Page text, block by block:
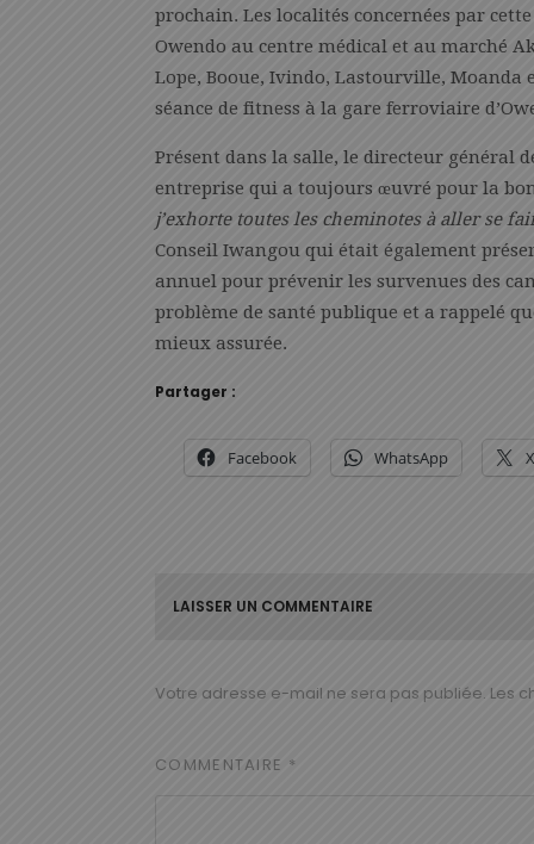
prochain. Les localités concernées par
Owendo au centre médical et au marché
Lope, Booue, Ivindo, Lastourville, Moanda
séance de fitness à la gare ferroviaire
Présent dans la salle, le directeur général
entreprise qui a toujours œuvré pour la
j’exhorte toutes les cheminotes à aller se
Conseil Iwangou qui était également
annuel pour prévenir les survenues des
problème de santé publique et a rappelé
mieux assurée.
Partager :
Facebook WhatsApp X
LAISSER UN COMMENTAIRE
Votre adresse e-mail ne sera pas publiée. Les
COMMENTAIRE *